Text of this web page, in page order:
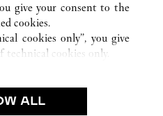
give your consent to the
cookies.
cookies only”, you give
technical cookies only.
ALL